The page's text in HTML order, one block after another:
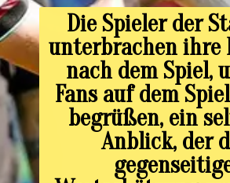
Die Spieler der
unterbrachen ihre
nach dem Spiel,
Fans auf dem
begrüßen, ein
Anblick, der